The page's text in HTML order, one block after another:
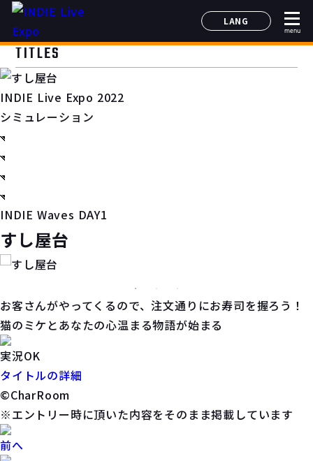
LANG
日本語
menu
TITLES
INDIE Live Expo 2022
シミュレーション
INDIE Waves DAY1
すし屋台
お客さんがやってくるので、注文通りにお寿司を握ろう！
猫のミケとあなたの心温まる物語が始まる
実況OK
タイトルの詳細
©CharRoom
※エントリー時に頂いた内容をそのまま掲載しています
前へ